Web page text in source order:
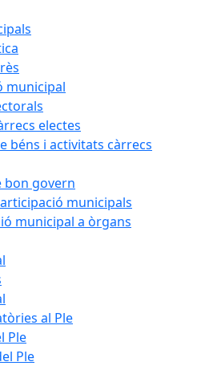
municipal
electes
béns i activitats càrrecs
bon govern
municipals
municipal a òrgans
al Ple
Ple
Ple